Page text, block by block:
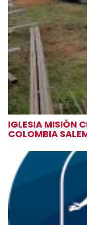
IGLESIA MISIÓN
COLOMBIA